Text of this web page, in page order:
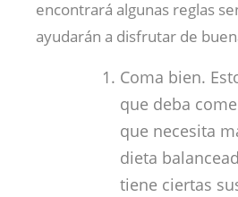
encontrará algunas reglas
ayudarán a disfrutar de
Coma bien.
que deba
que necesita
dieta
tiene ciertas